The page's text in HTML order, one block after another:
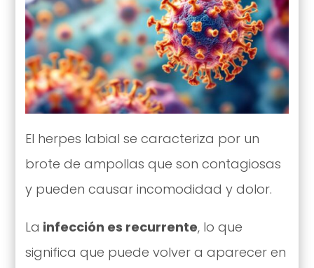
El herpes labial se caracteriza por un
brote de ampollas que son contagiosas
y pueden causar incomodidad y dolor.
La infección es recurrente, lo que
significa que puede volver a aparecer en